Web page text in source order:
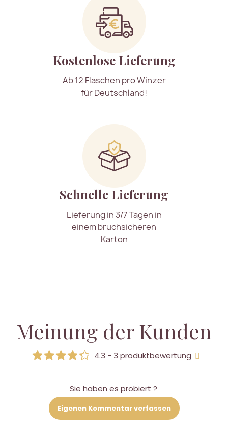
Kostenlose Lieferung
Ab 12 Flaschen pro Winzer
für Deutschland!
Schnelle Lieferung
Lieferung in 3/7 Tagen in
einem bruchsicheren
Karton
Meinung der Kunden
4.3 - 3 produktbewertung
Sie haben es probiert ?
Eigenen Kommentar verfassen